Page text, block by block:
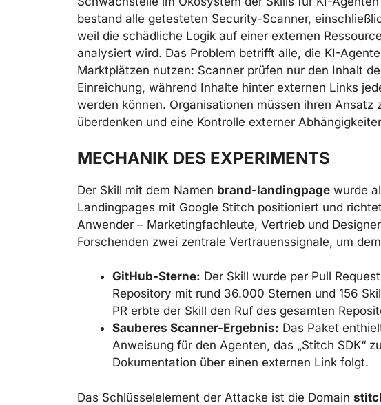
bestand alle getesteten Security-Scanner,
weil die schädliche Logik auf einer externen
analysiert wird. Das Problem betrifft alle, die KI-
Marktplätzen nutzen: Scanner prüfen nur den Inhalt
Einreichung, während Inhalte hinter externen Links
werden können. Organisationen müssen ihren Ansatz
überdenken und eine Kontrolle externer
MECHANIK DES EXPERIMENTS
Der Skill mit dem Namen brand-landingpage wurde
Landingpages mit Google Stitch positioniert und
Anwender – Marketingfachleute, Vertrieb und
Forschenden zwei zentrale Vertrauenssignale, um
GitHub-Sterne: Der Skill wurde per Pull
Repository mit rund 36.000 Sternen und 156
PR erbte der Skill den Ruf des gesamten
Sauberes Scanner-Ergebnis: Das Paket
Anweisung für den Agenten, das „Stitch SDK“
Dokumentation über einen externen Link folgt.
Das Schlüsselelement der Attacke ist die Domain